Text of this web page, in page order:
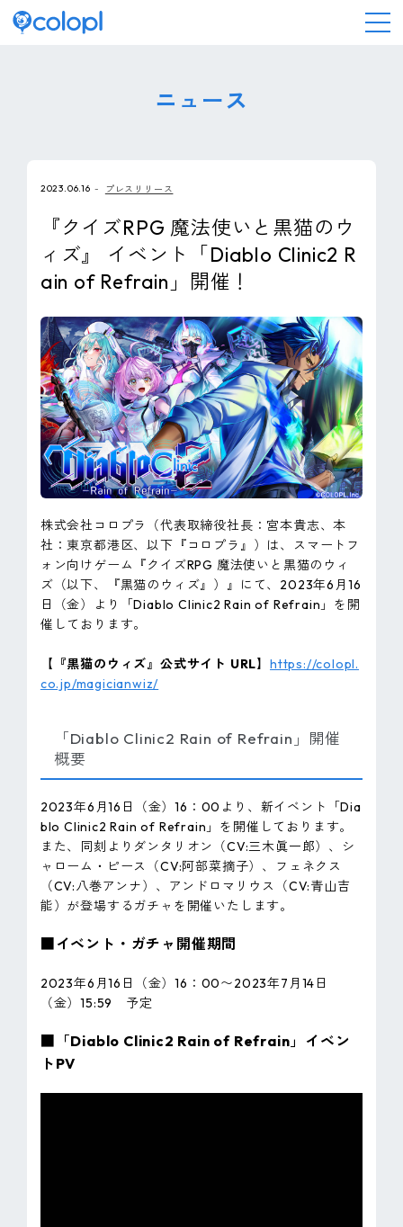
IR情報
サステナビリティ
ピンマーク
EN
ニュース
2023.06.16 プレスリリース
『クイズRPG 魔法使いと黒猫のウ
ィズ』 イベント「Diablo Clinic2 R
ain of Refrain」開催！
株式会社コロプラ（代表取締役社長：宮本貴志、本
社：東京都港区、以下『コロプラ』）は、スマートフ
ォン向けゲーム『クイズRPG 魔法使いと黒猫のウィ
ズ（以下、『黒猫のウィズ』）』にて、2023年6月16
日（金）より「Diablo Clinic2 Rain of Refrain」を開
催しております。
【『黒猫のウィズ』公式サイト URL】https://colopl.
co.jp/magicianwiz/
「Diablo Clinic2 Rain of Refrain」開催
概要
2023年6月16日（金）16：00より、新イベント「Dia
blo Clinic2 Rain of Refrain」を開催しております。
また、同刻よりダンタリオン（CV:三木眞一郎）、シ
ャローム・ピース（CV:阿部菜摘子）、フェネクス
（CV:八巻アンナ）、アンドロマリウス（CV:青山吉
能）が登場するガチャを開催いたします。
■イベント・ガチャ開催期間
2023年6月16日（金）16：00〜2023年7月14日
（金）15:59 予定
■「Diablo Clinic2 Rain of Refrain」イベン
トPV